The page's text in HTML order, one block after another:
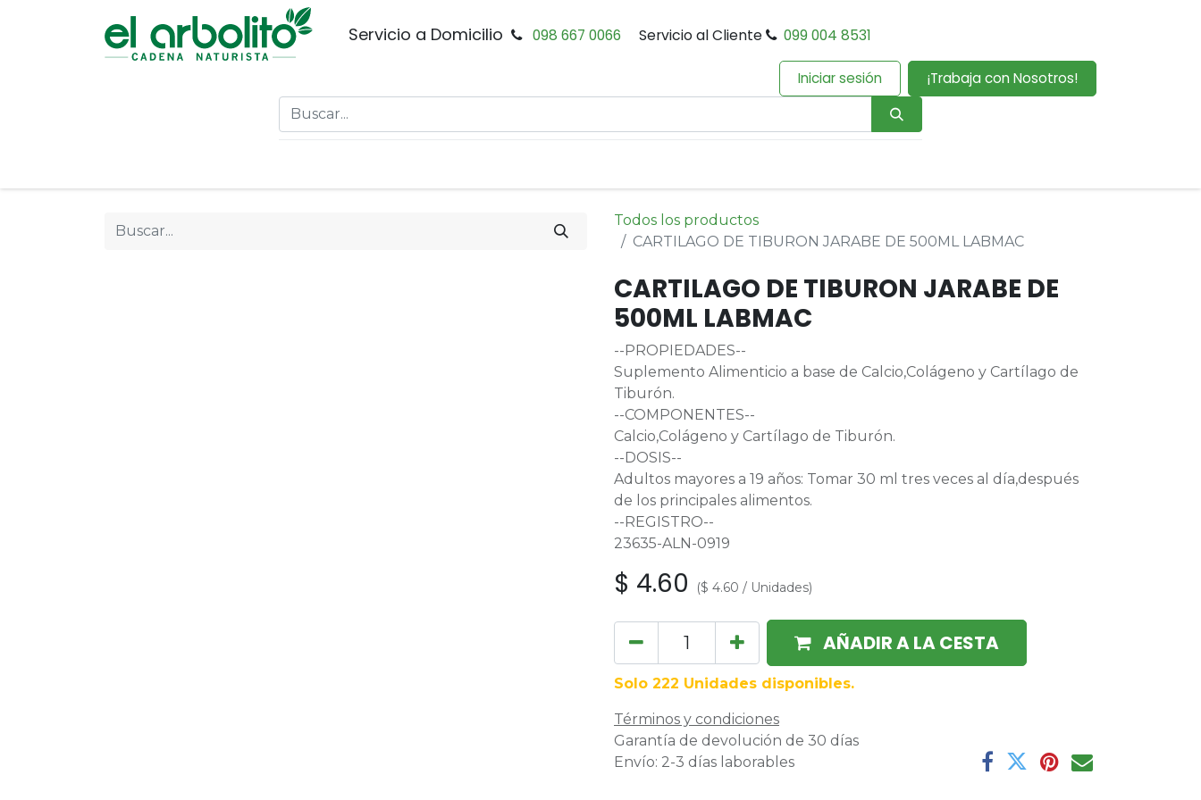
Servicio a Domicilio 098 667 0066 Servicio al Cliente 099 004 8531
Iniciar sesión ¡Trabaja con Nosotros!
Todos los productos
CARTILAGO DE TIBURON JARABE DE 500ML LABMAC
CARTILAGO DE TIBURON JARABE DE
500ML LABMAC
--PROPIEDADES--
Suplemento Alimenticio a base de Calcio,Colágeno y Cartílago de
Tiburón.
--COMPONENTES--
Calcio,Colágeno y Cartílago de Tiburón.
--DOSIS--
Adultos mayores a 19 años: Tomar 30 ml tres veces al día,después
de los principales alimentos.
--REGISTRO--
23635-ALN-0919
$ 4.60 ($ 4.60 / Unidades)
AÑADIR A LA CESTA
Solo 222 Unidades disponibles.
Términos y condiciones
Garantía de devolución de 30 días
Envío: 2-3 días laborables